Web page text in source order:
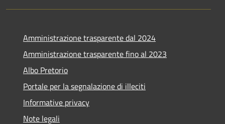
Amministrazione trasparente dal 2024
Amministrazione trasparente fino al 2023
Albo Pretorio
Portale per la segnalazione di illeciti
Informative privacy
Note legali